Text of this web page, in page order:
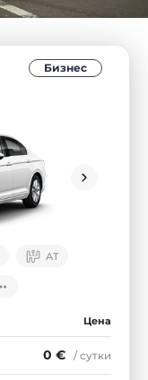
Бизнес
АТ
Цена
0 € / сутки